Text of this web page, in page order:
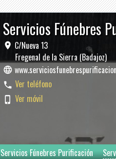
Servicios Fúnebres
C/Nueva 13
Fregenal de la Sierra (Badajoz)
Ver teléfono
Ver móvil
Servicios Fúnebres Purificación